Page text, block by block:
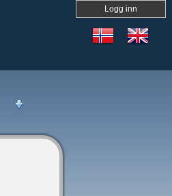
Logg inn